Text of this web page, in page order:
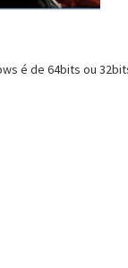
é de 64bits ou